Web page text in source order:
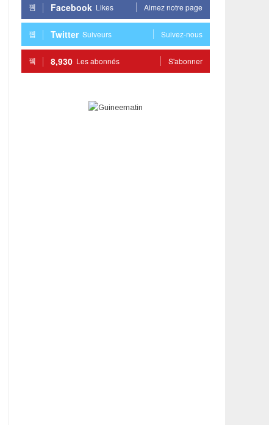
Facebook Likes Aimez notre page
Twitter Suiveurs Suivez-nous
8,930 Les abonnés S'abonner